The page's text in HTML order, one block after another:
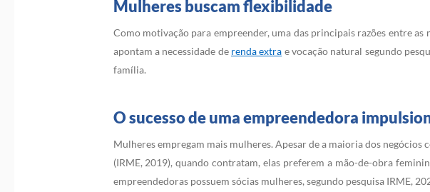
Mulheres buscam flexibilidade
Como motivação para empreender, uma das principais razões entre
apontam a necessidade de renda extra e vocação natural segundo
família.
O sucesso de uma empreendedora
Mulheres empregam mais mulheres. Apesar de a maioria dos
(IRME, 2019), quando contratam, elas preferem a mão-de-obra
empreendedoras possuem sócias mulheres, segundo pesquisa IRME,